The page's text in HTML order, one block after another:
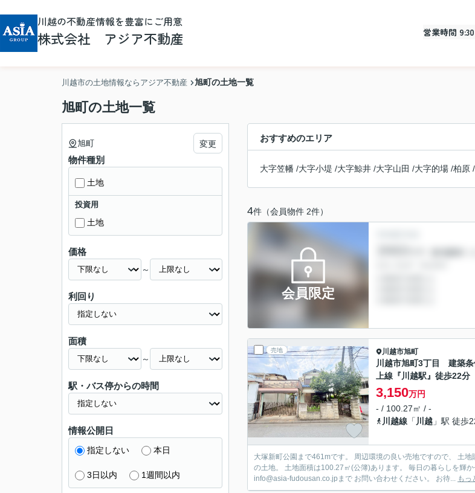
川越の不動産情報を豊富にご用意
株式会社 アジア不動産 営業時間
川越市の土地情報ならアジア不動産 旭町の土地一覧
旭町の土地一覧
おすすめのエリア
大字笠幡 /大字小堤 /大字鯨井 /大字山田 /大字的場 /柏原 /
4件（会員物件 2件）
会員限定
売地 川越市旭町
川越市旭町3丁目 建築
上線『川越駅』徒歩22
3,150万円
- / 100.27㎡ / -
川越線 「 川越 」駅 徒歩
大塚新町公園まで461mです。 周辺環境の良い売地ですので、 土
の土地。 土地面積は100.27㎡(公簿)あります。 毎日の暮らしを輝
info@asia-fudousan.co.jpまで お問い合わせください。 お待... もっ
旭町 変更
物件種別
土地
投資用
土地
価格
～
利回り
面積
～
駅・バス停からの時間
情報公開日
指定しない 本日
3日以内 1週間以内